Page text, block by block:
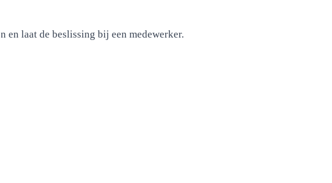
en laat de beslissing bij een medewerker.